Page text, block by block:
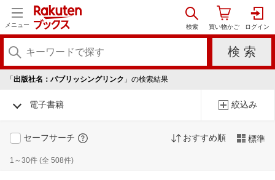
メニュー
「 出版社名：パブリッシングリンク 」の検索結果
電子書籍 絞込み
セーフサーチ おすすめ順 標準
1～30件 (全 508件)